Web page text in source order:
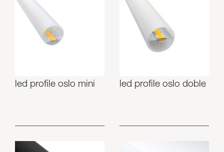
led profile oslo mini led profile oslo doble